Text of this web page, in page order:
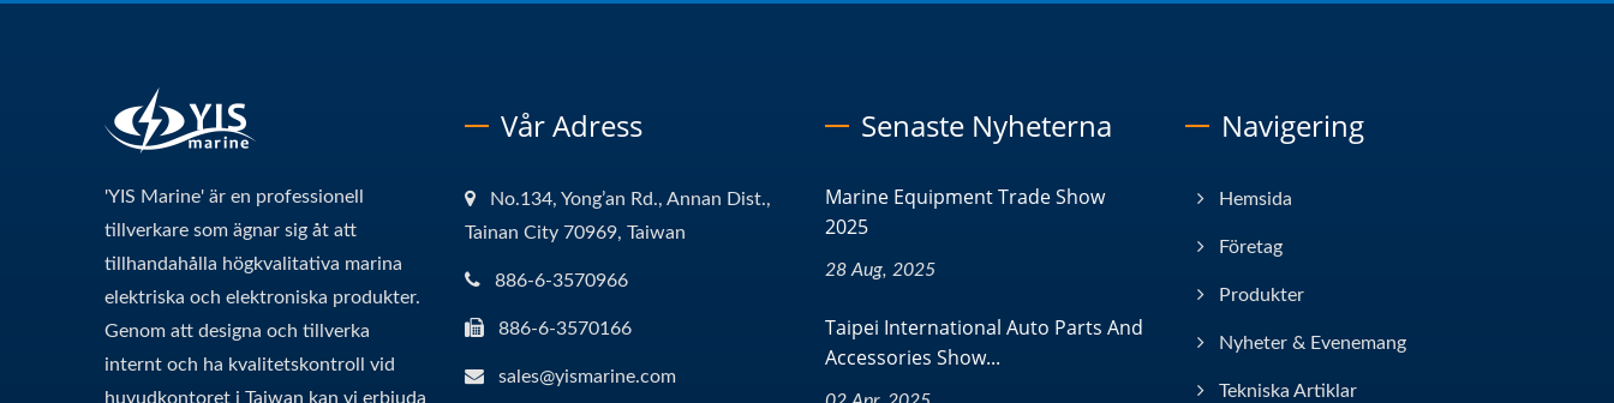
'YIS Marine' är en professionell
tillverkare som ägnar sig åt att
tillhandahålla högkvalitativa marina
elektriska och elektroniska produkter.
Genom att designa och tillverka
internt och ha kvalitetskontroll vid
huvudkontoret i Taiwan kan vi erbjuda
Vår Adress
No.134, Yong’an Rd., Annan Dist.,
Tainan City 70969, Taiwan
886-6-3570966
886-6-3570166
sales@yismarine.com
Senaste Nyheterna
Marine Equipment Trade Show
2025
28 Aug, 2025
Taipei International Auto Parts And
Accessories Show...
Navigering
Hemsida
Företag
Produkter
Nyheter & Evenemang
Tekniska Artiklar